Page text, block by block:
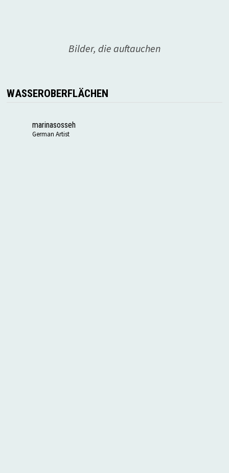
Bilder, die auftauchen
WASSEROBERFLÄCHEN
marinasosseh
German Artist